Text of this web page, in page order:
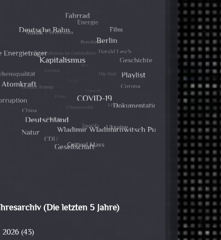
(Die letzten 5 Jahre)
2026 (43)